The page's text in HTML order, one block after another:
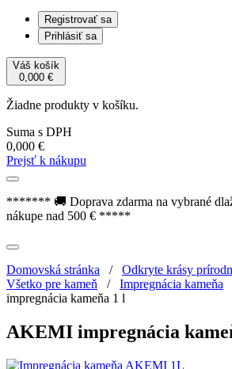
Registrovať sa
Prihlásiť sa
Váš košík
0,000 €
Žiadne produkty v košíku.
Suma s DPH
0,000 €
Prejsť k nákupu
******* 🚚 Doprava zdarma na vybrané
nákupe nad 500 € *****
Domovská stránka / Odkryte krásy
Všetko pre kameň / Impregnácia kameňa
impregnácia kameňa 1 l
AKEMI impregnácia